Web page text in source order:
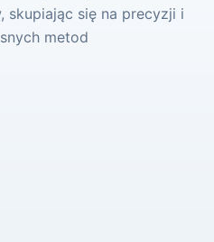
skupiając się na precyzji i
metod